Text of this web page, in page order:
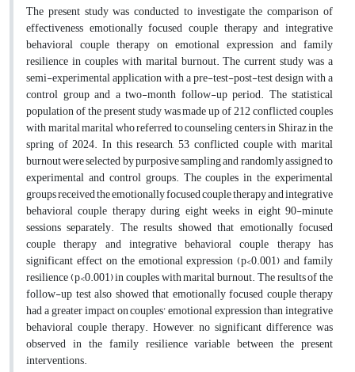
The present study was conducted to investigate the comparison of
effectiveness emotionally focused couple therapy and integrative
behavioral couple therapy on emotional expression and family
resilience in couples with marital burnout. The current study was a
semi-experimental application with a pre-test-post-test design with a
control group and a two-month follow-up period. The statistical
population of the present study was made up of 212 conflicted couples
with marital marital who referred to counseling centers in Shiraz in the
spring of 2024. In this research, 53 conflicted couple with marital
burnout were selected by purposive sampling and randomly assigned to
experimental and control groups. The couples in the experimental
groups received the emotionally focused couple therapy and integrative
behavioral couple therapy during eight weeks in eight 90-minute
sessions separately. The results showed that emotionally focused
couple therapy and integrative behavioral couple therapy has
significant effect on the emotional expression (p<0.001) and family
resilience (p<0.001) in couples with marital burnout. The results of the
follow-up test also showed that emotionally focused couple therapy
had a greater impact on couples' emotional expression than integrative
behavioral couple therapy. However, no significant difference was
observed in the family resilience variable between the present
interventions.